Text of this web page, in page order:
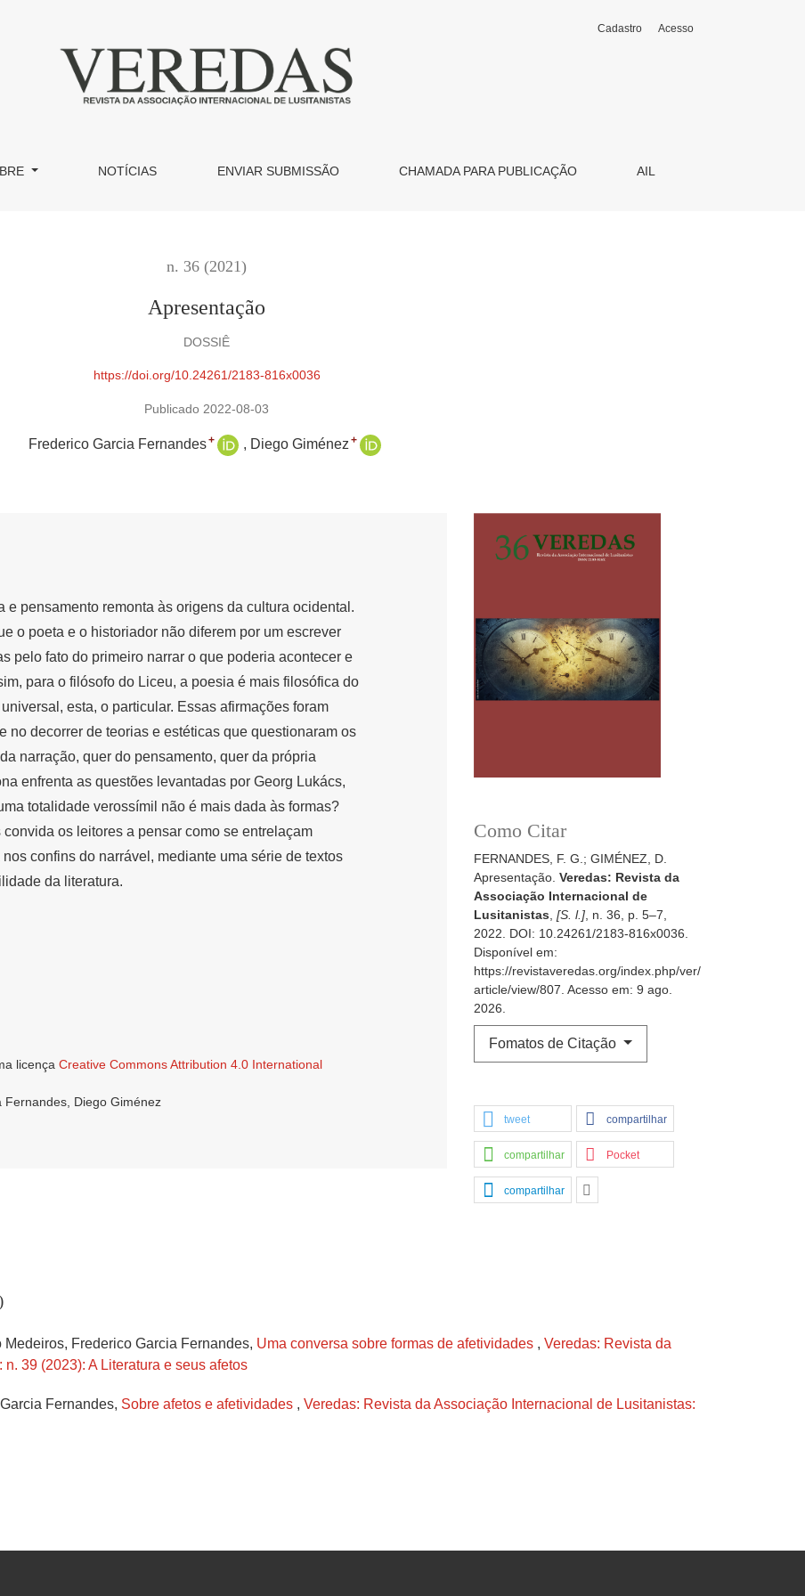
NOTÍCIAS ENVIAR SUBMISSÃO CHAMADA PARA PUBLICAÇÃO AIL
Cadastro Acesso
n. 36 (2021)
Apresentação
DOSSIÊ
https://doi.org/10.24261/2183-816x0036
Publicado 2022-08-03
Frederico Garcia Fernandes+ Diego Giménez +
Como Citar
FERNANDES, F. G.; GIMÉNEZ, D.
Apresentação. Veredas: Revista da
Associação Internacional de
Lusitanistas [S. l.] , n. 36, p. 5–7,
2022. DOI: 10.24261/2183-816x0036.
Disponível em:
https://revistaveredas.org/index.php/ver/
article/view/807. Acesso em: 9 ago.
2026.
Fomatos de Citação
tweet compartilhar
compartilhar Pocket
compartilhar
e pensamento remonta às origens da cultura ocidental.
o poeta e o historiador não diferem por um escrever
pelo fato do primeiro narrar o que poderia acontecer e
para o filósofo do Liceu, a poesia é mais filosófica do
esta, o particular. Essas afirmações foram
no decorrer de teorias e estéticas que questionaram os
narração, quer do pensamento, quer da própria
enfrenta as questões levantadas por Georg Lukács,
totalidade verossímil não é mais dada às formas?
os leitores a pensar como se entrelaçam
confins do narrável, mediante uma série de textos
da literatura.
licença Creative Commons Attribution 4.0 International
Diego Giménez
Frederico Garcia Fernandes, Uma conversa sobre formas de afetividades , Veredas: Revista da
39 (2023): A Literatura e seus afetos
Fernandes, Sobre afetos e afetividades , Veredas: Revista da Associação Internacional de Lusitanistas: